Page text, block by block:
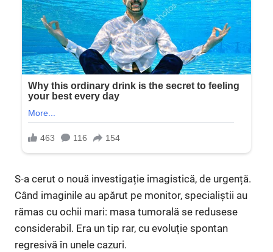
S-a cerut o nouă investigație imagistică, de urgență.
Când imaginile au apărut pe monitor, specialiștii au
rămas cu ochii mari: masa tumorală se redusese
considerabil. Era un tip rar, cu evoluție spontan
regresivă în unele cazuri.